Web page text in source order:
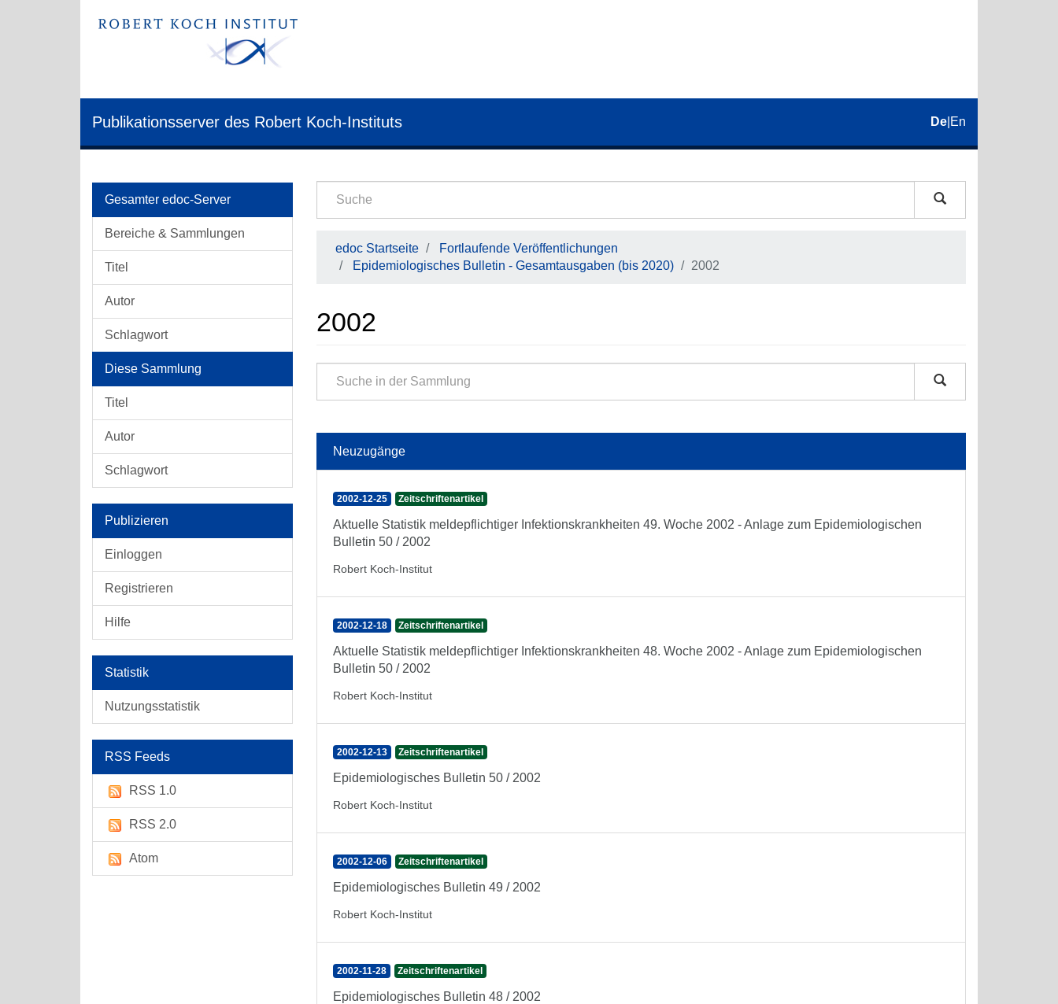
Publikationsserver des Robert Koch-Instituts De En
Gesamter edoc-Server
Bereiche & Sammlungen
Titel
Autor
Schlagwort
Diese Sammlung
Titel
Autor
Schlagwort
Publizieren
Einloggen
Registrieren
Hilfe
Statistik
Nutzungsstatistik
RSS Feeds
RSS 1.0
RSS 2.0
Atom
edoc Startseite
Fortlaufende Veröffentlichungen
Epidemiologisches Bulletin - Gesamtausgaben (bis 2020)
2002
2002
Neuzugänge
2002-12-25 Zeitschriftenartikel
Aktuelle Statistik meldepflichtiger Infektionskrankheiten 49. Woche 2002 - Anlage zum Epidemiologischen
Bulletin 50 / 2002
Robert Koch-Institut
2002-12-18 Zeitschriftenartikel
Aktuelle Statistik meldepflichtiger Infektionskrankheiten 48. Woche 2002 - Anlage zum Epidemiologischen
Bulletin 50 / 2002
Robert Koch-Institut
2002-12-13 Zeitschriftenartikel
Epidemiologisches Bulletin 50 / 2002
Robert Koch-Institut
2002-12-06 Zeitschriftenartikel
Epidemiologisches Bulletin 49 / 2002
Robert Koch-Institut
2002-11-28 Zeitschriftenartikel
Epidemiologisches Bulletin 48 / 2002